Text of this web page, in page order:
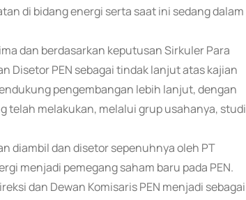
di bidang energi serta saat ini sedang dalam
dan berdasarkan keputusan Sirkuler Para
Disetor PEN sebagai tindak lanjut atas kajian
pengembangan lebih lanjut, dengan
telah melakukan, melalui grup usahanya, studi
diambil dan disetor sepenuhnya oleh PT
menjadi pemegang saham baru pada PEN.
dan Dewan Komisaris PEN menjadi sebagai